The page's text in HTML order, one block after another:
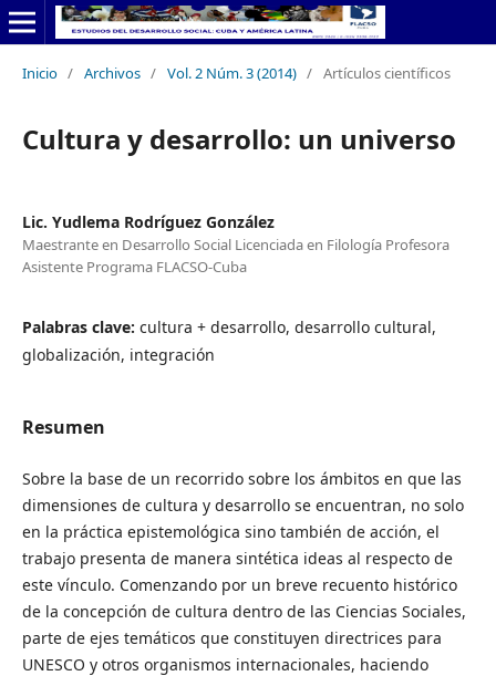
Inicio / Archivos / Vol. 2 Núm. 3 (2014) / Artículos científicos
Cultura y desarrollo: un universo
Lic. Yudlema Rodríguez González
Maestrante en Desarrollo Social Licenciada en Filología Profesora
Asistente Programa FLACSO-Cuba
Palabras clave: cultura + desarrollo, desarrollo cultural,
globalización, integración
Resumen
Sobre la base de un recorrido sobre los ámbitos en que las
dimensiones de cultura y desarrollo se encuentran, no solo
en la práctica epistemológica sino también de acción, el
trabajo presenta de manera sintética ideas al respecto de
este vínculo. Comenzando por un breve recuento histórico
de la concepción de cultura dentro de las Ciencias Sociales,
parte de ejes temáticos que constituyen directrices para
UNESCO y otros organismos internacionales, haciendo